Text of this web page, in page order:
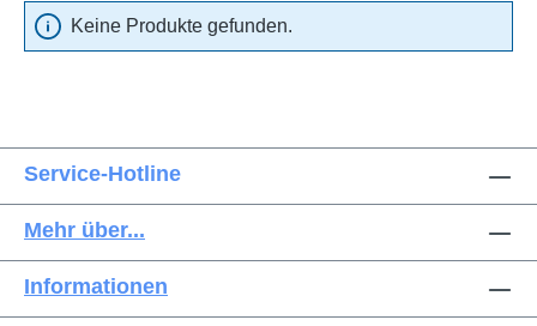
Keine Produkte gefunden.
Service-Hotline
Mehr über...
Informationen